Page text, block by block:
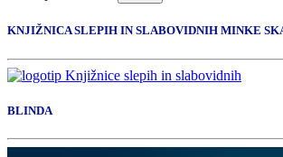
KNJIŽNICA SLEPIH IN SLABOVIDNIH MINKE
BLINDA